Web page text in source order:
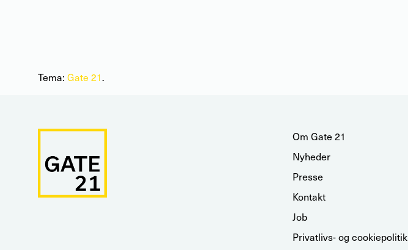
Tema: Gate 21.
Om Gate 21
Nyheder
Presse
Kontakt
Job
Privatlivs- og cookiepolitik